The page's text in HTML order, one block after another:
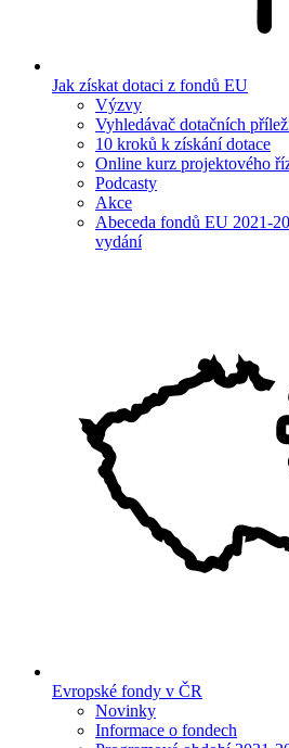
Jak získat dotaci z fondů EU
Výzvy
Vyhledávač dotačních
10 kroků k získání dotace
Online kurz projektového
Podcasty
Akce
Abeceda fondů EU 2021-
vydání
Evropské fondy v ČR
Novinky
Informace o fondech